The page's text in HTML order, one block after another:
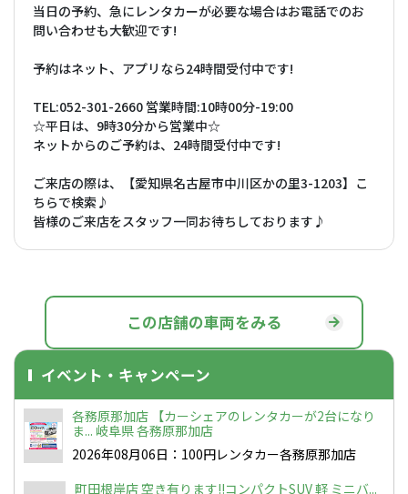
当日の予約、急にレンタカーが必要な場合はお電話でのお
問い合わせも大歓迎です!
予約はネット、アプリなら24時間受付中です!
TEL:052-301-2660 営業時間:10時00分-19:00
☆平日は、9時30分から営業中☆
ネットからのご予約は、24時間受付中です!
ご来店の際は、【愛知県名古屋市中川区かの里3-1203】こ
ちらで検索♪
皆様のご来店をスタッフ一同お待ちしております♪
この店舗の車両をみる
イベント・キャンペーン
各務原那加店 【カーシェアのレンタカーが2台になり
ま... 岐阜県 各務原那加店
2026年08月06日：100円レンタカー各務原那加店
町田根岸店 空き有ります!!コンパクトSUV 軽 ミニバ...